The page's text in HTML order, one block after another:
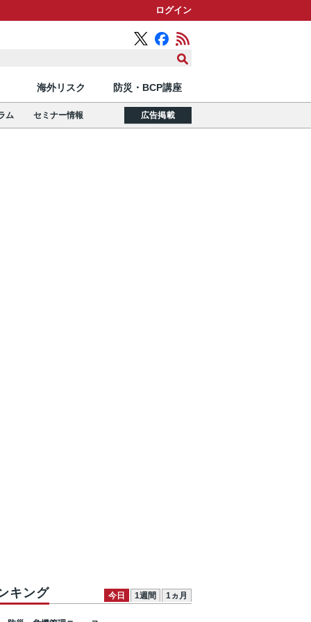
ログイン
海外リスク 防災・BCP講座
ム セミナー情報 広告掲載
キング 今日 1週間 1ヵ月